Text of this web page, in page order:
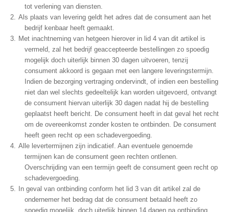
tot verlening van diensten.
Als plaats van levering geldt het adres dat de consument aan het
bedrijf kenbaar heeft gemaakt.
Met inachtneming van hetgeen hierover in lid 4 van dit artikel is
vermeld, zal het bedrijf geaccepteerde bestellingen zo spoedig
mogelijk doch uiterlijk binnen 30 dagen uitvoeren, tenzij
consument akkoord is gegaan met een langere leveringstermijn.
Indien de bezorging vertraging ondervindt, of indien een bestelling
niet dan wel slechts gedeeltelijk kan worden uitgevoerd, ontvangt
de consument hiervan uiterlijk 30 dagen nadat hij de bestelling
geplaatst heeft bericht. De consument heeft in dat geval het recht
om de overeenkomst zonder kosten te ontbinden. De consument
heeft geen recht op een schadevergoeding.
Alle levertermijnen zijn indicatief. Aan eventuele genoemde
termijnen kan de consument geen rechten ontlenen.
Overschrijding van een termijn geeft de consument geen recht op
schadevergoeding.
In geval van ontbinding conform het lid 3 van dit artikel zal de
ondernemer het bedrag dat de consument betaald heeft zo
spoedig mogelijk, doch uiterlijk binnen 14 dagen na ontbinding,